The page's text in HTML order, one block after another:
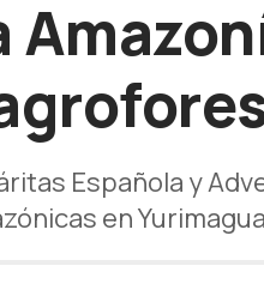
Española y
en